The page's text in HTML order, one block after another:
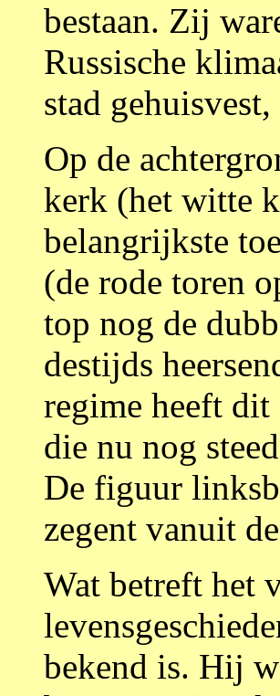
bestaan. Zij
Russische
stad
Op de
kerk (het witte
belangrijkste
(de rode toren
top nog de
destijds
regime heeft dit
die nu nog
De figuur
zegent vanuit
Wat betreft het
bekend is. Hij